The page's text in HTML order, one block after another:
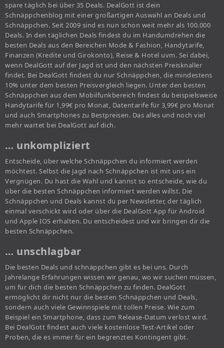
spare täglich bei über 35 Deals. DealGott ist dein
Schnäppchenblog mit einer großartigen Auswahl an Deals und
Schnäppchen. Seit 2009 sind es nun schon weit mehr als 100.000
Deals. In den täglichen Deals findest du im Handumdrehen die
besten Deals aus den Bereichen Mode & Fashion, Handytarife,
Finanzen (Kredite und Girokonto), Reise & Hotel uvm. Sei dabei,
wenn DealGott auf der Jagd ist und den nächsten Preisknaller
findet. Bei DealGott findest du nur Schnäppchen, die mindestens
10% unter dem besten Preisvergleich liegen. Unter den besten
Schnäppchen aus dem Mobilfunkbereich findest du beispielsweise
Handytarife für 1,99€ pro Monat, Datentarife für 3,99€ pro Monat
und auch Smartphones zu Bestpreisen. Das alles und noch viel
mehr wartet bei DealGott auf dich.
… unkompliziert
Entscheide, über welche Schnäppchen du informiert werden
möchtest. Selbst die Jagd nach Schnäppchen ist mit uns ein
Vergnügen. Du hast die Wahl und kannst so entscheide, wie du
über die besten Schnäppchen informiert werden willst. Die
Schnäppchen und Deals kannst du per Newsletter, der täglich
einmal verschickt wird oder über die DealGott App für Android
und Apple IOS erhalten. Du entscheidest und wir bringen dir die
besten Schnäppchen.
… unschlagbar
Die besten Deals und schnäppchen gibt es bei uns. Durch
Jahrelange Erfahrungen wissen wir genau, wo wir suchen müssen,
um für dich die besten Schnäppchen zu finden. DealGott
ermöglicht dir nicht nur die besten Schnäppchen und Deals,
sondern auch viele Gewinnspiele mit tollen Preise. Wie zum
Beispiel ein Smartphone, dass zum Release-Datum verlost wird.
Bei DealGott findest auch viele kostenlose Test-Artikel oder
Proben, die es immer für ein begrenztes Kontingent gibt.